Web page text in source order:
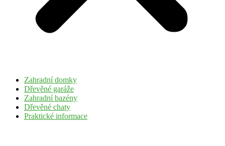
Zahradní domky
Dřevěné garáže
Zahradní bazény
Dřevěné chaty
Praktické informace